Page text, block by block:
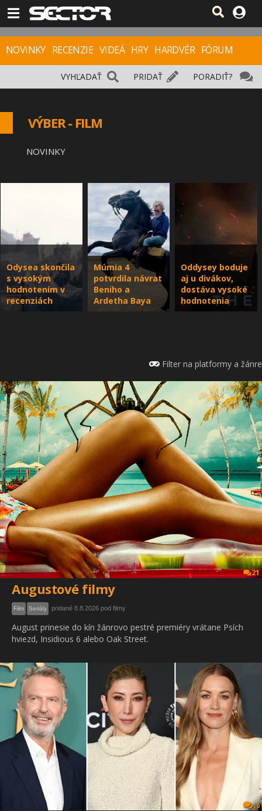
NOVINKY RECENZIE VIDEÁ HRY HARDVÉR FÓRUM
PORADIŤ?
PRIDAŤ
VYHĽADAŤ
VÝBER - FILM
NOVINKY
Odysea skončila
s vysokým
hodnotením v
recenziách
Múmia 4
potvrdila návrat
Beniho a
Ardetha Baya
Oddysey boduje
aj u divákov,
dostáva vysoké
hodnotenia
Filter na platformy a žánre
21
Augustové filmy
Film Seriály pridané 8.8.2026 pod filmy
August prinesie do kín žánrovo pestré premiéry vrátane Psích
hviezd, Insidious 6 alebo Oak Street.
10